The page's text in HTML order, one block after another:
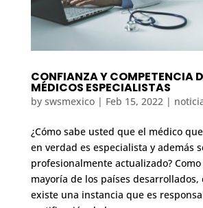
CONFIANZA Y COMPETENCIA
MÉDICOS ESPECIALISTAS
by swsmexico| Feb 15, 2022|
¿Cómo sabe usted que el médico
en verdad es especialista y además
profesionalmente actualizado?
mayoría de los países
existe una instancia que es